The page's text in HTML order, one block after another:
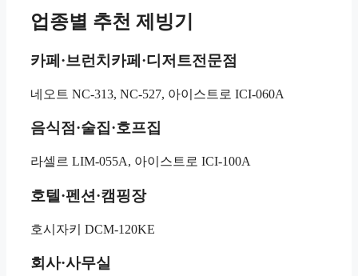
업종별 추천 제빙기
카페·브런치카페·디저트전문점
네오트 NC-313, NC-527, 아이스트로 ICI-060A
음식점·술집·호프집
라셀르 LIM-055A, 아이스트로 ICI-100A
호텔·펜션·캠핑장
호시자키 DCM-120KE
회사·사무실